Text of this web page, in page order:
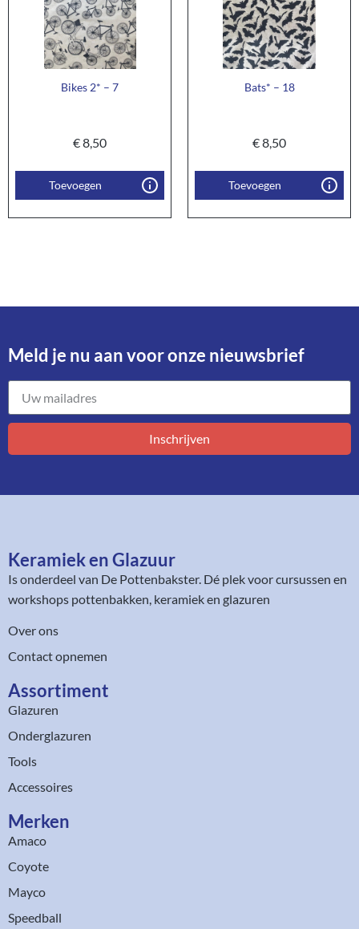
Bikes 2* – 7
€8,50
Toevoegen
Bats* – 18
€8,50
Toevoegen
Meld je nu aan voor onze nieuwsbrief​
Inschrijven
Keramiek en Glazuur​
Is onderdeel van De Pottenbakster. Dé plek voor cursussen en
workshops pottenbakken, keramiek en glazuren
Over ons
Contact opnemen
Assortiment​
Glazuren
Onderglazuren
Tools
Accessoires
Merken
Amaco
Coyote
Mayco
Speedball